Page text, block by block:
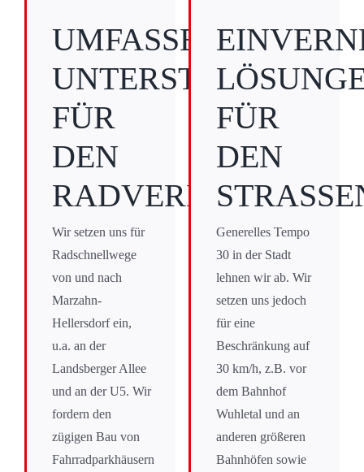
UMFASSENDE
UNTERSTÜTZUNG
FÜR
DEN
RADVERKEHR
Wir setzen uns für
Radschnellwege
von und nach
Marzahn-
Hellersdorf ein,
u.a. an der
Landsberger Allee
und an der U5. Wir
fordern den
zügigen Bau von
Fahrradparkhäusern
FÜR
DEN
Generelles Tempo
30 in der Stadt
lehnen wir ab. Wir
setzen uns jedoch
für eine
Beschränkung auf
30 km/h, z.B. vor
dem Bahnhof
Wuhletal und an
anderen größeren
Bahnhöfen sowie